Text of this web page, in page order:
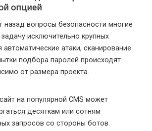
опцией
назад вопросы безопасности многие
исключительно крупных
атаки, сканирование
подбора паролей происходят
от размера проекта.
на популярной CMS может
десяткам или сотням
запросов со стороны ботов.